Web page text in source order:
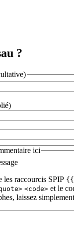
?
ici
les raccourcis SPIP
<code> et le
laissez